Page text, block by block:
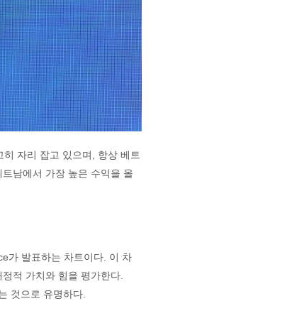
자리 잡고 있으며, 항상 베트
남에서 가장 높은 수익을 올
가 발표하는 차트이다. 이 차
적 가치와 힘을 평가한다.
것으로 유명하다.